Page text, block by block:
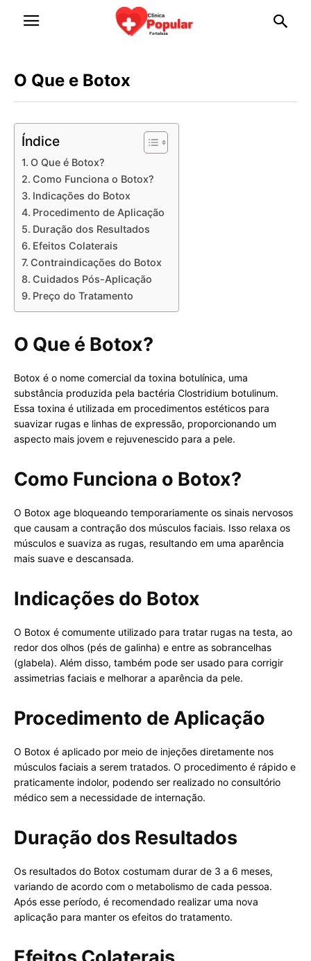
O Que e Botox
Índice
O Que é Botox?
Como Funciona o Botox?
Indicações do Botox
Procedimento de Aplicação
Duração dos Resultados
Efeitos Colaterais
Contraindicações do Botox
Cuidados Pós-Aplicação
Preço do Tratamento
O Que é Botox?
Botox é o nome comercial da toxina botulínica, uma
substância produzida pela bactéria Clostridium botulinum.
Essa toxina é utilizada em procedimentos estéticos para
suavizar rugas e linhas de expressão, proporcionando um
aspecto mais jovem e rejuvenescido para a pele.
Como Funciona o Botox?
O Botox age bloqueando temporariamente os sinais nervosos
que causam a contração dos músculos faciais. Isso relaxa os
músculos e suaviza as rugas, resultando em uma aparência
mais suave e descansada.
Indicações do Botox
O Botox é comumente utilizado para tratar rugas na testa, ao
redor dos olhos (pés de galinha) e entre as sobrancelhas
(glabela). Além disso, também pode ser usado para corrigir
assimetrias faciais e melhorar a aparência da pele.
Procedimento de Aplicação
O Botox é aplicado por meio de injeções diretamente nos
músculos faciais a serem tratados. O procedimento é rápido e
praticamente indolor, podendo ser realizado no consultório
médico sem a necessidade de internação.
Duração dos Resultados
Os resultados do Botox costumam durar de 3 a 6 meses,
variando de acordo com o metabolismo de cada pessoa.
Após esse período, é recomendado realizar uma nova
aplicação para manter os efeitos do tratamento.